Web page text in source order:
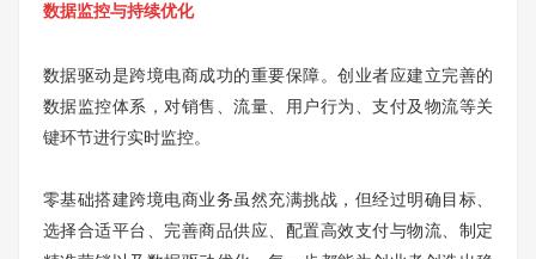
数据监控与持续优化
数据驱动是跨境电商成功的重要保障。创业者应建立完善的
数据监控体系，对销售、流量、用户行为、支付及物流等关
键环节进行实时监控。
零基础搭建跨境电商业务虽然充满挑战，但经过明确目标、
选择合适平台、完善商品供应、配置高效支付与物流、制定